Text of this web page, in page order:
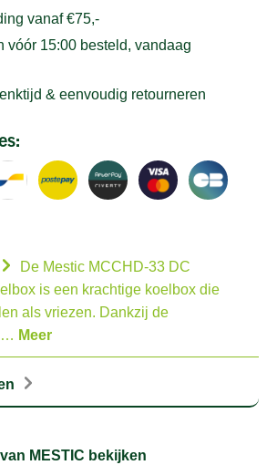
vanaf €75,-
vóór 15:00 besteld, vandaag
& eenvoudig retourneren
De Mestic MCCHD-33 DC
is een krachtige koelbox die
als vriezen. Dankzij de
Meer
MESTIC bekijken